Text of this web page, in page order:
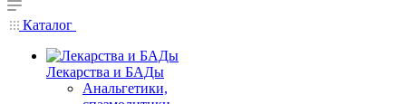
Каталог
Лекарства и БАДы
Анальгетики,